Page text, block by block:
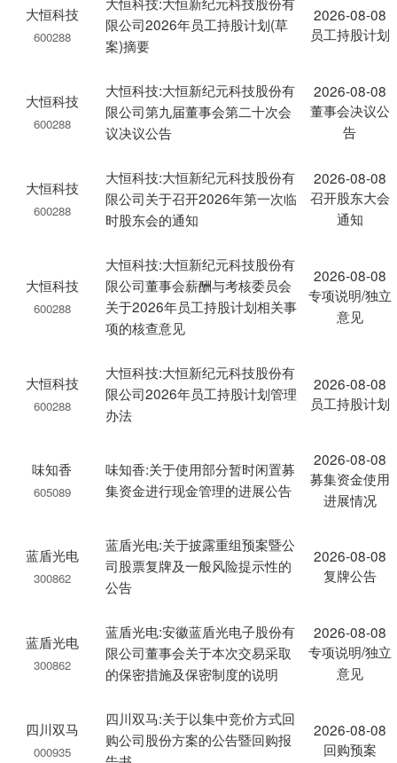
大恒科技
600288
限公司2026年员工持股计划(草
案)摘要
2026-08-08
员工持股计划
大恒科技
600288
大恒科技:大恒新纪元科技股份有
限公司第九届董事会第二十次会
议决议公告
2026-08-08
董事会决议公
告
大恒科技
600288
大恒科技:大恒新纪元科技股份有
限公司关于召开2026年第一次临
时股东会的通知
2026-08-08
召开股东大会
通知
大恒科技
600288
大恒科技:大恒新纪元科技股份有
限公司董事会薪酬与考核委员会
关于2026年员工持股计划相关事
项的核查意见
2026-08-08
专项说明/独立
意见
大恒科技
600288
大恒科技:大恒新纪元科技股份有
限公司2026年员工持股计划管理
办法
2026-08-08
员工持股计划
味知香
605089
味知香:关于使用部分暂时闲置募
集资金进行现金管理的进展公告
2026-08-08
募集资金使用
进展情况
蓝盾光电
300862
蓝盾光电:关于披露重组预案暨公
司股票复牌及一般风险提示性的
公告
2026-08-08
复牌公告
蓝盾光电
300862
蓝盾光电:安徽蓝盾光电子股份有
限公司董事会关于本次交易采取
的保密措施及保密制度的说明
2026-08-08
专项说明/独立
意见
四川双马
000935
四川双马:关于以集中竞价方式回
购公司股份方案的公告暨回购报
2026-08-08
回购预案